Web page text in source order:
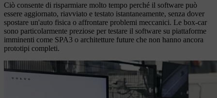
Ciò consente di risparmiare molto tempo perché il software può
essere aggiornato, riavviato e testato istantaneamente, senza dover
spostare un'auto fisica o affrontare problemi meccanici. Le box-car
sono particolarmente preziose per testare il software su piattaforme
imminenti come SPA3 o architetture future che non hanno ancora
prototipi completi.